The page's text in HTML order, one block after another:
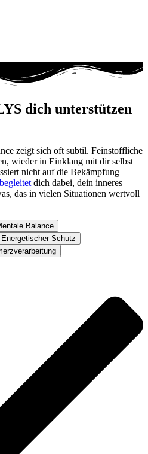
dich unterstützen
zeigt sich oft subtil. Feinstoffliche
wieder in Einklang mit dir selbst
nicht auf die Bekämpfung
begleitet dich dabei, dein inneres
das in vielen Situationen wertvoll
Balance
Energetischer Schutz